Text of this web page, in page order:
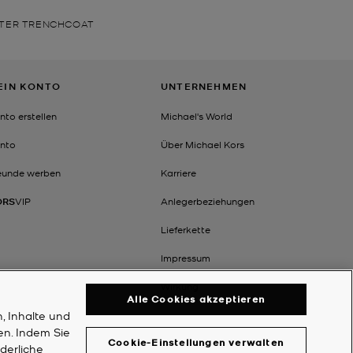
TRENCHCOAT
KONTO
erstellen
werben
VIP
UNTERNEHMEN
Michael's World
Über Michael Kors
Karriere
Anlegerbeziehungen
Lieferkette
Impressum
Wirkung
Inhalte und
Indem Sie
Cookie-Einstellungen verwalten
Alle Cookies akzeptieren